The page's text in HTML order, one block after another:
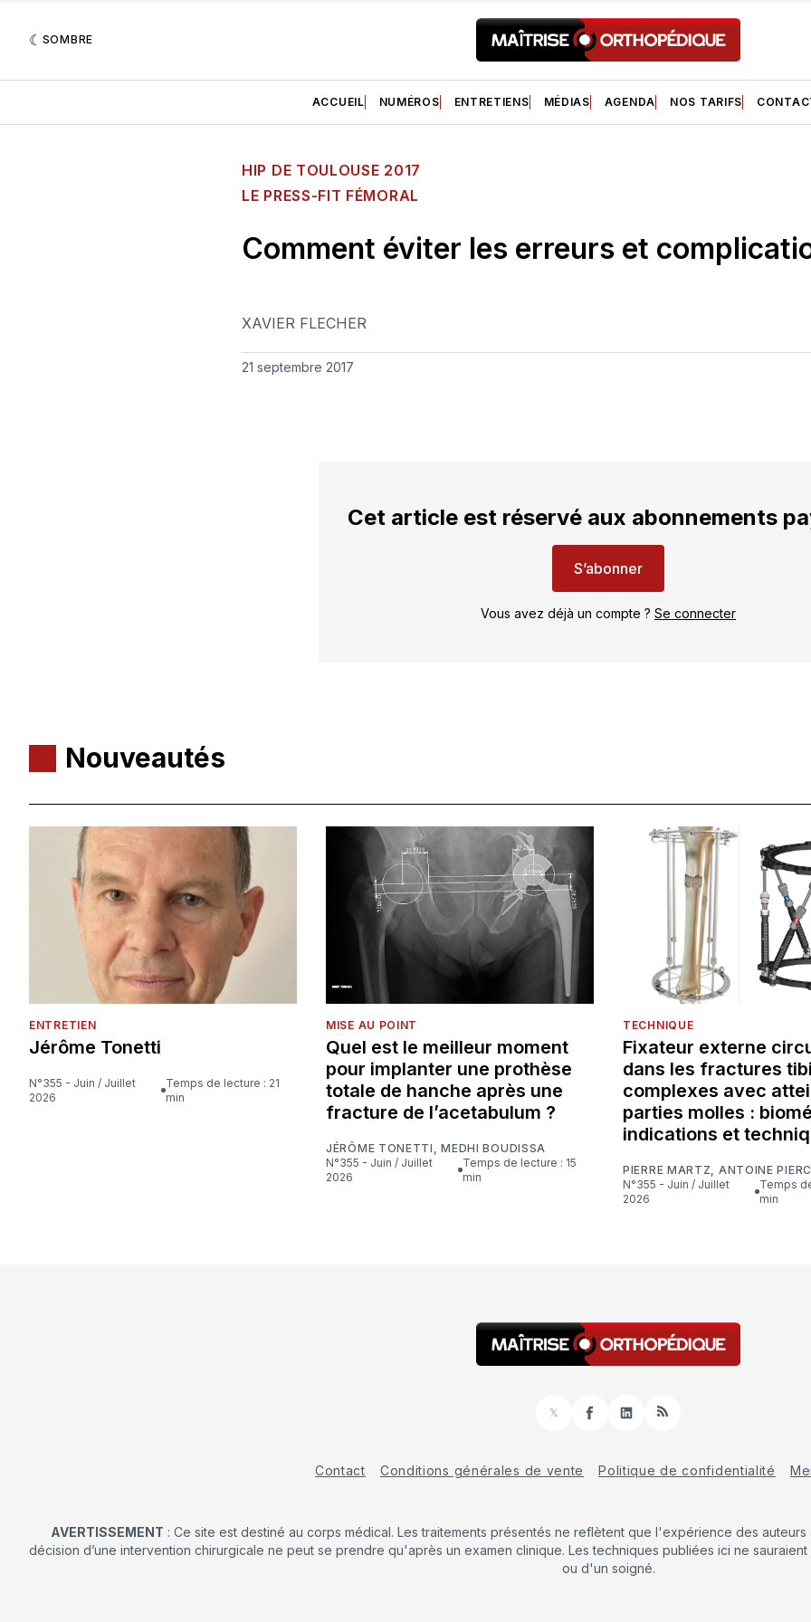
SOMBRE
ACCUEIL NUMÉROS ENTRETIENS MÉDIAS AGENDA NOS TARIFS
HIP DE TOULOUSE 2017
LE PRESS-FIT FÉMORAL
Comment éviter les erreurs et
XAVIER FLECHER
21 septembre 2017
Cet article est réservé aux abonnements
S’abonner
Vous avez déjà un compte ? Se connecter
Nouveautés
ENTRETIEN
Jérôme Tonetti
N°355 - Juin / Juillet
2026
Temps de lecture : 21
min
MISE AU POINT
Quel est le meilleur moment
pour implanter une prothèse
totale de hanche après une
fracture de l’acetabulum ?
JÉRÔME TONETTI ,MEDHI BOUDISSA
N°355 - Juin / Juillet
2026
Temps de lecture : 15
min
TECHNIQUE
Fixateur externe
dans les fractures
complexes avec
parties molles :
indications et
PIERRE MARTZ
ANTOINE
N°355 - Juin / Juillet
2026
Temps de lecture : 16
min
𝕏
FacebookLinkedInRSS
Contact Conditions générales de vente Politique de confidentialité
AVERTISSEMENT : Ce site est destiné au corps médical. Les traitements présentés ne reflètent que l'expérience des
décision d’une intervention chirurgicale ne peut se prendre qu'après un examen clinique. Les techniques publiées ici ne
ou d'un soigné.